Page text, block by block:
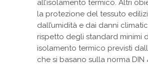
all’isolamento termico. Altri
la protezione del tessuto
dall’umidità e dai danni
rispetto degli standard minimi
isolamento termico previsti
che si basano sulla norma DIN